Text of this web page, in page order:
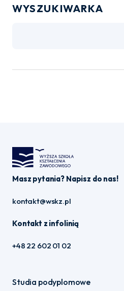
WYSZUKIWARKA
Masz pytania? Napisz do nas!
kontakt@wskz.pl
Kontakt z infolinią
+48 22 602 01 02
Studia podyplomowe